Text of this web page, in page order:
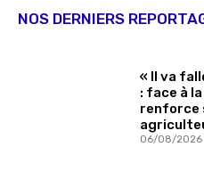
NOS DERNIERS
« Il va
: face à
renforce
06/08/2026